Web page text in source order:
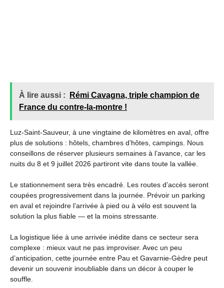
À lire aussi :
Rémi Cavagna, triple champion de
France du contre-la-montre !
Luz-Saint-Sauveur, à une vingtaine de kilomètres en aval, offre
plus de solutions : hôtels, chambres d’hôtes, campings. Nous
conseillons de réserver plusieurs semaines à l’avance, car les
nuits du 8 et 9 juillet 2026 partiront vite dans toute la vallée.
Le stationnement sera très encadré. Les routes d’accès seront
coupées progressivement dans la journée. Prévoir un parking
en aval et rejoindre l’arrivée à pied ou à vélo est souvent la
solution la plus fiable — et la moins stressante.
La logistique liée à une arrivée inédite dans ce secteur sera
complexe : mieux vaut ne pas improviser. Avec un peu
d’anticipation, cette journée entre Pau et Gavarnie-Gèdre peut
devenir un souvenir inoubliable dans un décor à couper le
souffle.